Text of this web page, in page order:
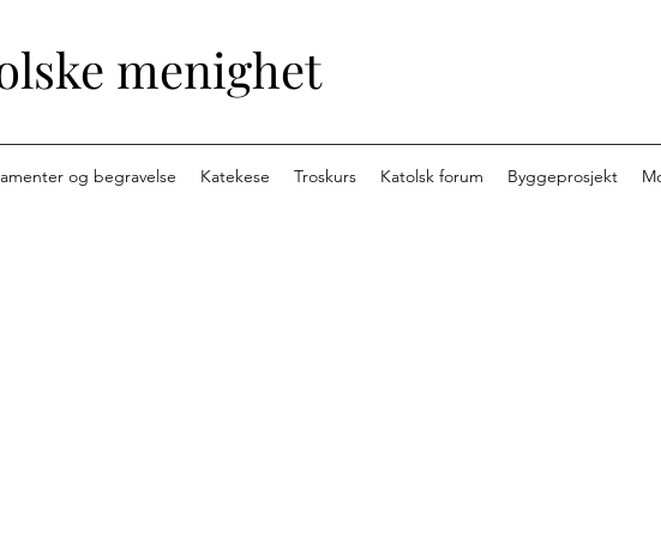
menighet
og begravelse Katekese Troskurs Katolsk forum Byggeprosjekt